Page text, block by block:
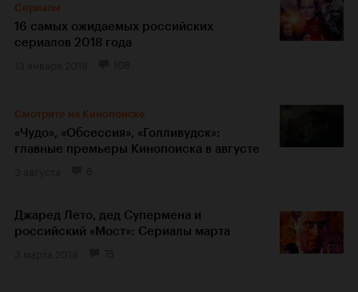
Сериалы
16 самых ожидаемых российских
сериалов 2018 года
Смотрите на Кинопоиске
«Чудо», «Обсессия», «Голливудск»:
главные премьеры Кинопоиска в августе
Джаред Лето, дед Супермена и
российский «Мост»: Сериалы марта